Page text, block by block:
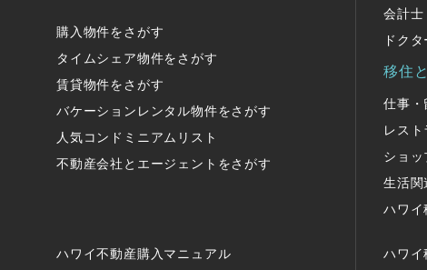
購入物件をさがす
タイムシェア物件をさがす
賃貸物件をさがす
バケーションレンタル物件をさがす
人気コンドミニアムリスト
不動産会社とエージェントをさがす
ハワイ不動産購入マニュアル
会計士
ドク
移住
仕事・
レス
ショ
生活関
ハワイ
ハワイ